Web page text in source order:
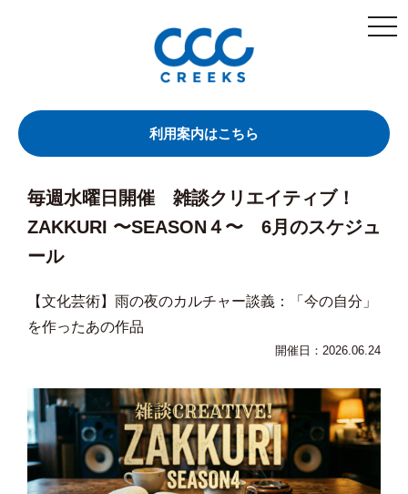
利用案内はこちら
毎週水曜日開催 雑談クリエイティブ！
ZAKKURI 〜SEASON４〜 6月のスケジュ
ール
【文化芸術】雨の夜のカルチャー談義：「今の自分」
を作ったあの作品
開催日：2026.06.24